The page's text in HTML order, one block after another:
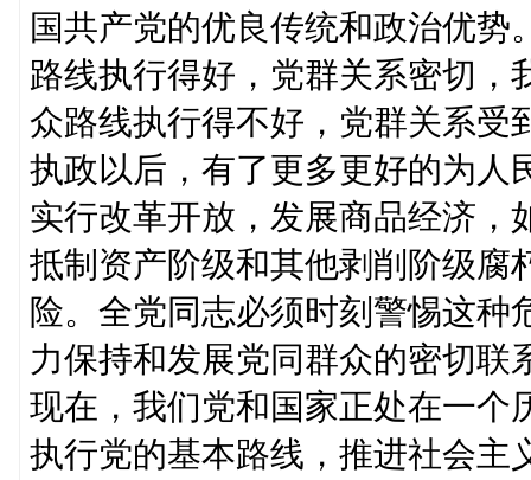
国共产党的优良传统和政治优
路线执行得好，党群关系密切，
众路线执行得不好，党群关系受
执政以后，有了更多更好的为人
实行改革开放，发展商品经济，
抵制资产阶级和其他剥削阶级腐
险。全党同志必须时刻警惕这种
力保持和发展党同群众的密切联
现在，我们党和国家正处在一个
执行党的基本路线，推进社会主